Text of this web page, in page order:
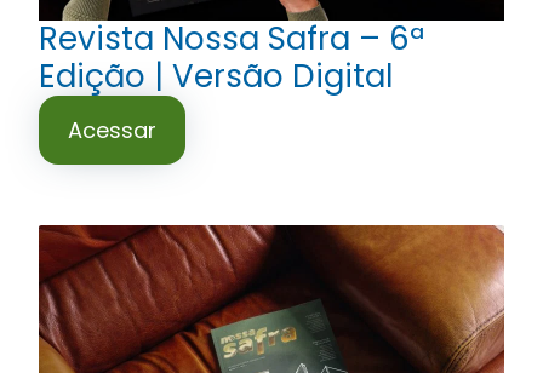
Revista Nossa Safra – 6ª
Edição | Versão Digital
Acessar